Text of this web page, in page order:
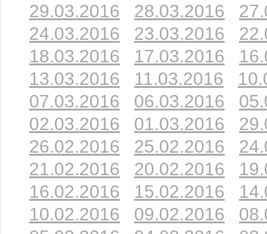
29.03.2016
28.03.2016
24.03.2016
23.03.2016
18.03.2016
17.03.2016
13.03.2016
11.03.2016
07.03.2016
06.03.2016
02.03.2016
01.03.2016
26.02.2016
25.02.2016
21.02.2016
20.02.2016
16.02.2016
15.02.2016
10.02.2016
09.02.2016